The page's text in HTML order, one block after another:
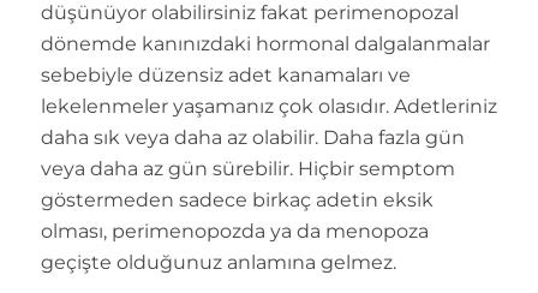
düşünüyor olabilirsiniz fakat perimenopozal
dönemde kanınızdaki hormonal dalgalanmalar
sebebiyle düzensiz adet kanamaları ve
lekelenmeler yaşamanız çok olasıdır. Adetleriniz
daha sık veya daha az olabilir. Daha fazla gün
veya daha az gün sürebilir. Hiçbir semptom
göstermeden sadece birkaç adetin eksik
olması, perimenopozda ya da menopoza
geçişte olduğunuz anlamına gelmez.